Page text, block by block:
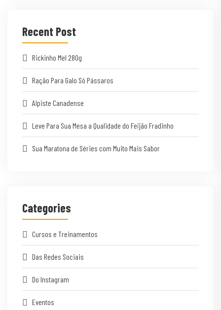
Recent Post
Rickinho Mel 280g
Ração Para Galo Só Pássaros
Alpiste Canadense
Leve Para Sua Mesa a Qualidade do Feijão Fradinho
Sua Maratona de Séries com Muito Mais Sabor
Categories
Cursos e Treinamentos
Das Redes Sociais
Do Instagram
Eventos